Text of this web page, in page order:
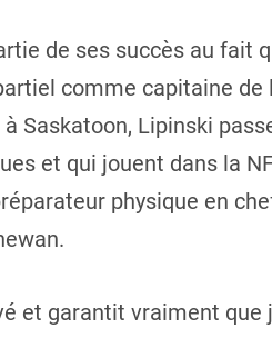
de ses succès au fait
comme capitaine
Saskatoon, Lipinski
et qui jouent dans la
physique en
et garantit vraiment